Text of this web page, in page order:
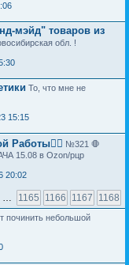
мэйд" товаров из
обл. !
То, что мне не
15:15
Работы👌🏻 №321 🛑
15.08 в Ozon/рцр
20:02
… 1165 1166 1167 1168
починить небольшой